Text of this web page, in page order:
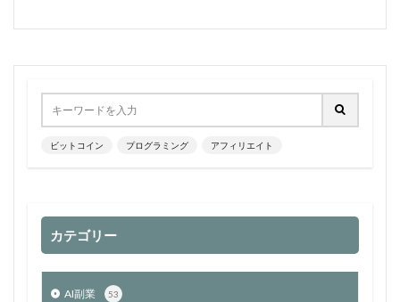
ビットコイン プログラミング アフィリエイト
カテゴリー
AI副業 53